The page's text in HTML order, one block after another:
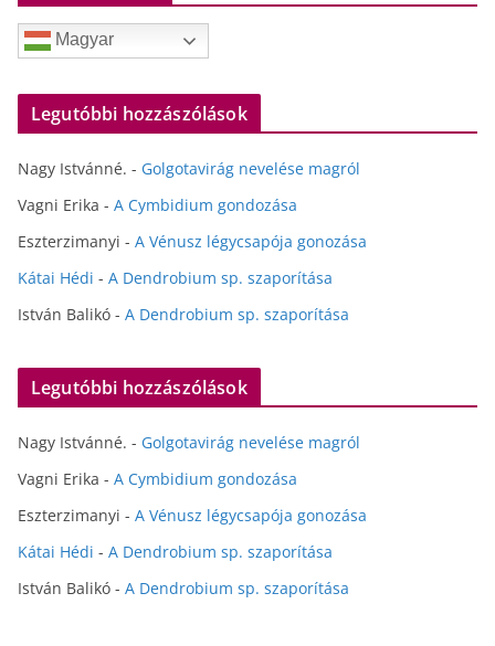
Magyar
Legutóbbi hozzászólások
Nagy Istvánné. - Golgotavirág nevelése magról
Vagni Erika - A Cymbidium gondozása
Eszterzimanyi - A Vénusz légycsapója gonozása
Kátai Hédi - A Dendrobium sp. szaporítása
István Balikó - A Dendrobium sp. szaporítása
Legutóbbi hozzászólások
Nagy Istvánné. - Golgotavirág nevelése magról
Vagni Erika - A Cymbidium gondozása
Eszterzimanyi - A Vénusz légycsapója gonozása
Kátai Hédi - A Dendrobium sp. szaporítása
István Balikó - A Dendrobium sp. szaporítása